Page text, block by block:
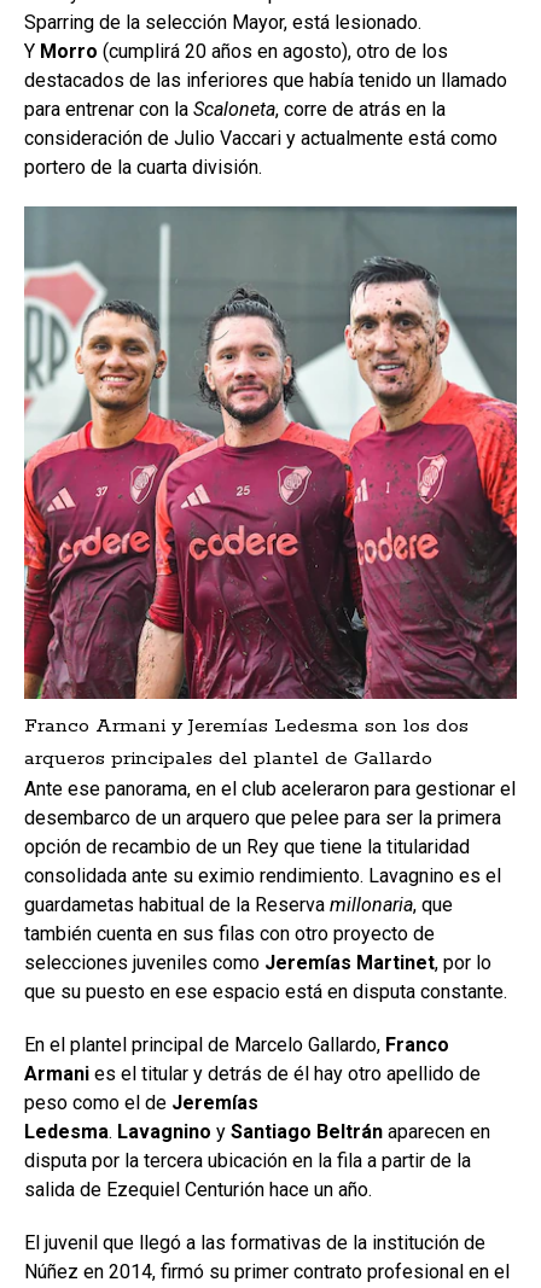
Sparring de la selección Mayor, está lesionado.
Y Morro (cumplirá 20 años en agosto), otro de los
destacados de las inferiores que había tenido un llamado
para entrenar con la Scaloneta, corre de atrás en la
consideración de Julio Vaccari y actualmente está como
portero de la cuarta división.
Franco Armani y Jeremías Ledesma son los dos
arqueros principales del plantel de Gallardo
Ante ese panorama, en el club aceleraron para gestionar el
desembarco de un arquero que pelee para ser la primera
opción de recambio de un Rey que tiene la titularidad
consolidada ante su eximio rendimiento. Lavagnino es el
guardametas habitual de la Reserva millonaria, que
también cuenta en sus filas con otro proyecto de
selecciones juveniles como Jeremías Martinet, por lo
que su puesto en ese espacio está en disputa constante.
En el plantel principal de Marcelo Gallardo, Franco
Armani es el titular y detrás de él hay otro apellido de
peso como el de Jeremías
Ledesma. Lavagnino y Santiago Beltrán aparecen en
disputa por la tercera ubicación en la fila a partir de la
salida de Ezequiel Centurión hace un año.
El juvenil que llegó a las formativas de la institución de
Núñez en 2014, firmó su primer contrato profesional en el